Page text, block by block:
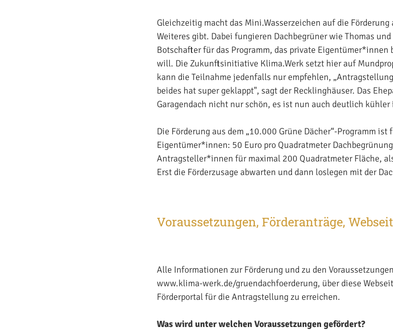
Gleichzeitig macht das Mini.Wasserzeichen auf die
Weiteres gibt. Dabei fungieren Dachbegrüner wie Thomas
Botschafter für das Programm, das private
will. Die Zukunftsinitiative Klima.Werk setzt hier auf
kann die Teilnahme jedenfalls nur empfehlen,
beides hat super geklappt", sagt der Recklinghäuser. Das
Garagendach nicht nur schön, es ist nun auch deutlich kühler
Die Förderung aus dem „10.000 Grüne Dächer“-Programm
Eigentümer*innen: 50 Euro pro Quadratmeter
Antragsteller*innen für maximal 200 Quadratmeter Fläche,
Erst die Förderzusage abwarten und dann loslegen mit der
Voraussetzungen, Förderanträge,
Alle Informationen zur Förderung und zu den
www.klima-werk.de/gruendachfoerderung, über diese
Förderportal für die Antragstellung zu erreichen.
Was wird unter welchen Voraussetzungen gefördert?